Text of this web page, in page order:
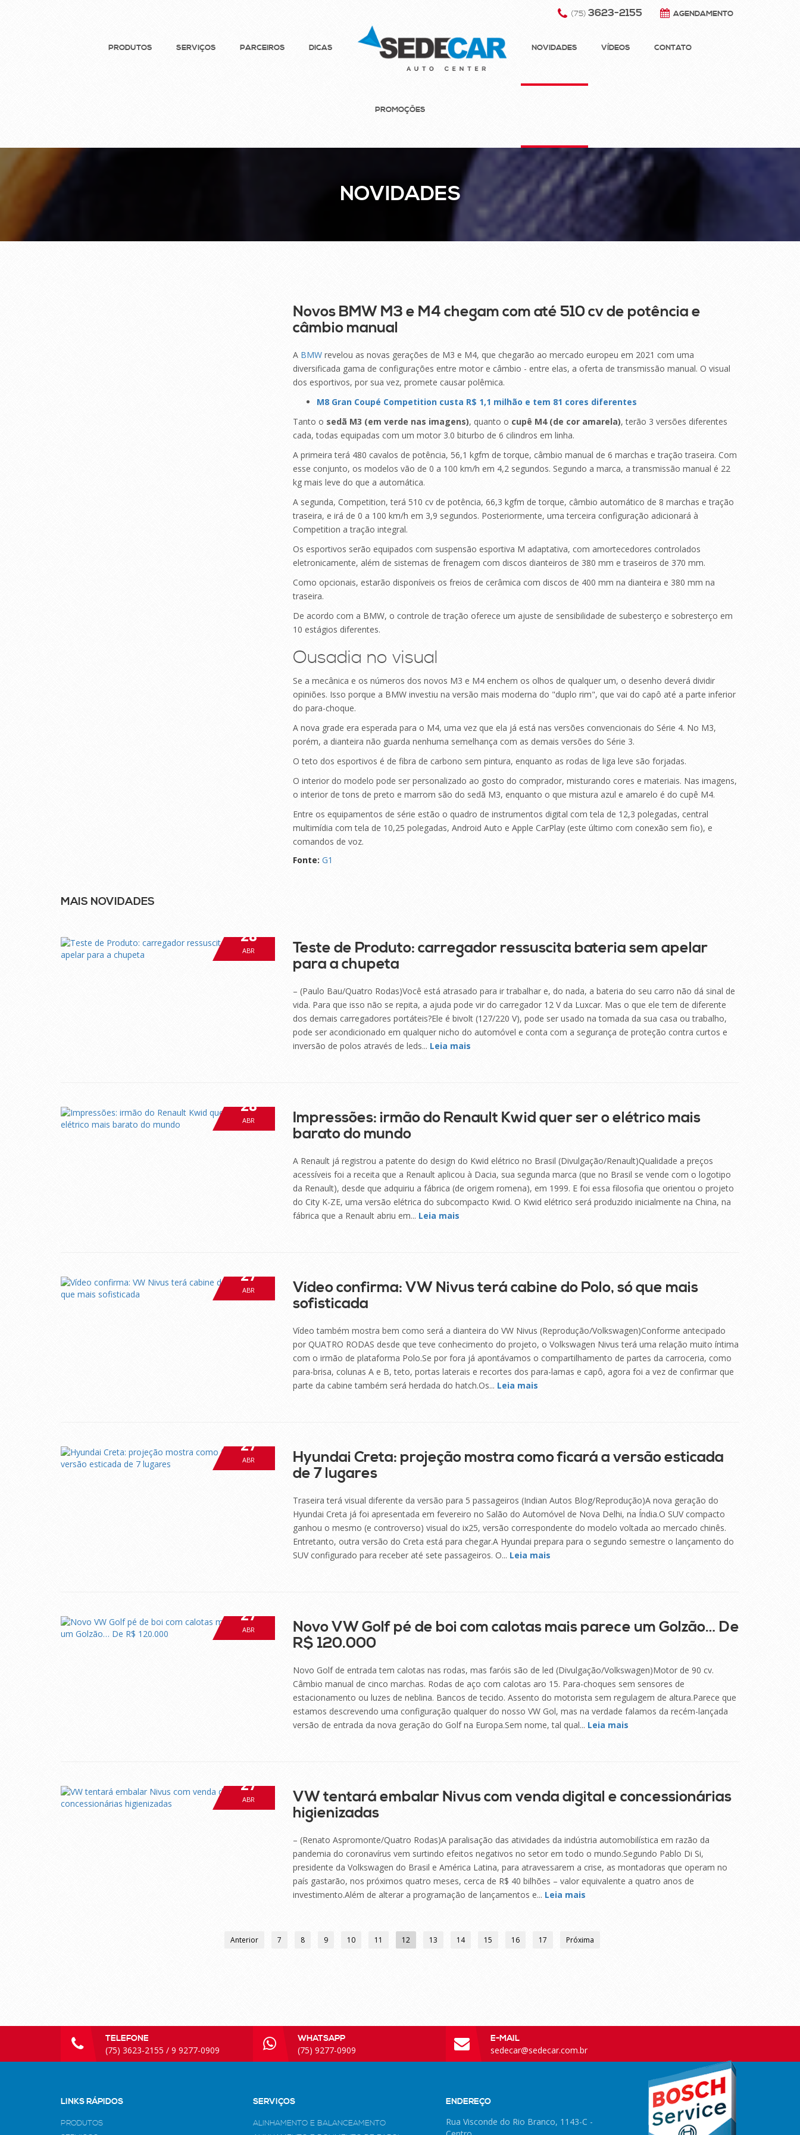
(75) 3623-2155 AGENDAMENTO
PRODUTOS SERVIÇOS PARCEIROS DICAS NOVIDADES VÍDEOS CONTATO
PROMOÇÕES
NOVIDADES
Novos BMW M3 e M4 chegam com até 510 cv de potência e
câmbio manual
A BMW revelou as novas gerações de M3 e M4, que chegarão ao mercado europeu em 2021 com uma
diversificada gama de configurações entre motor e câmbio - entre elas, a oferta de transmissão manual. O visual
dos esportivos, por sua vez, promete causar polêmica.
M8 Gran Coupé Competition custa R$ 1,1 milhão e tem 81 cores diferentes
Tanto o sedã M3 (em verde nas imagens), quanto o cupê M4 (de cor amarela), terão 3 versões diferentes
cada, todas equipadas com um motor 3.0 biturbo de 6 cilindros em linha.
A primeira terá 480 cavalos de potência, 56,1 kgfm de torque, câmbio manual de 6 marchas e tração traseira. Com
esse conjunto, os modelos vão de 0 a 100 km/h em 4,2 segundos. Segundo a marca, a transmissão manual é 22
kg mais leve do que a automática.
A segunda, Competition, terá 510 cv de potência, 66,3 kgfm de torque, câmbio automático de 8 marchas e tração
traseira, e irá de 0 a 100 km/h em 3,9 segundos. Posteriormente, uma terceira configuração adicionará à
Competition a tração integral.
Os esportivos serão equipados com suspensão esportiva M adaptativa, com amortecedores controlados
eletronicamente, além de sistemas de frenagem com discos dianteiros de 380 mm e traseiros de 370 mm.
Como opcionais, estarão disponíveis os freios de cerâmica com discos de 400 mm na dianteira e 380 mm na
traseira.
De acordo com a BMW, o controle de tração oferece um ajuste de sensibilidade de subesterço e sobresterço em
10 estágios diferentes.
Ousadia no visual
Se a mecânica e os números dos novos M3 e M4 enchem os olhos de qualquer um, o desenho deverá dividir
opiniões. Isso porque a BMW investiu na versão mais moderna do "duplo rim", que vai do capô até a parte inferior
do para-choque.
A nova grade era esperada para o M4, uma vez que ela já está nas versões convencionais do Série 4. No M3,
porém, a dianteira não guarda nenhuma semelhança com as demais versões do Série 3.
O teto dos esportivos é de fibra de carbono sem pintura, enquanto as rodas de liga leve são forjadas.
O interior do modelo pode ser personalizado ao gosto do comprador, misturando cores e materiais. Nas imagens,
o interior de tons de preto e marrom são do sedã M3, enquanto o que mistura azul e amarelo é do cupê M4.
Entre os equipamentos de série estão o quadro de instrumentos digital com tela de 12,3 polegadas, central
multimídia com tela de 10,25 polegadas, Android Auto e Apple CarPlay (este último com conexão sem fio), e
comandos de voz.
Fonte: G1
MAIS NOVIDADES
28
ABR
Teste de Produto: carregador ressuscita bateria sem apelar
para a chupeta
– (Paulo Bau/Quatro Rodas)Você está atrasado para ir trabalhar e, do nada, a bateria do seu carro não dá sinal de
vida. Para que isso não se repita, a ajuda pode vir do carregador 12 V da Luxcar. Mas o que ele tem de diferente
dos demais carregadores portáteis?Ele é bivolt (127/220 V), pode ser usado na tomada da sua casa ou trabalho,
pode ser acondicionado em qualquer nicho do automóvel e conta com a segurança de proteção contra curtos e
inversão de polos através de leds... Leia mais
28
ABR
Impressões: irmão do Renault Kwid quer ser o elétrico mais
barato do mundo
A Renault já registrou a patente do design do Kwid elétrico no Brasil (Divulgação/Renault)Qualidade a preços
acessíveis foi a receita que a Renault aplicou à Dacia, sua segunda marca (que no Brasil se vende com o logotipo
da Renault), desde que adquiriu a fábrica (de origem romena), em 1999. E foi essa filosofia que orientou o projeto
do City K-ZE, uma versão elétrica do subcompacto Kwid. O Kwid elétrico será produzido inicialmente na China, na
fábrica que a Renault abriu em... Leia mais
27
ABR
Vídeo confirma: VW Nivus terá cabine do Polo, só que mais
sofisticada
Vídeo também mostra bem como será a dianteira do VW Nivus (Reprodução/Volkswagen)Conforme antecipado
por QUATRO RODAS desde que teve conhecimento do projeto, o Volkswagen Nivus terá uma relação muito íntima
com o irmão de plataforma Polo.Se por fora já apontávamos o compartilhamento de partes da carroceria, como
para-brisa, colunas A e B, teto, portas laterais e recortes dos para-lamas e capô, agora foi a vez de confirmar que
parte da cabine também será herdada do hatch.Os... Leia mais
27
ABR
Hyundai Creta: projeção mostra como ficará a versão esticada
de 7 lugares
Traseira terá visual diferente da versão para 5 passageiros (Indian Autos Blog/Reprodução)A nova geração do
Hyundai Creta já foi apresentada em fevereiro no Salão do Automóvel de Nova Delhi, na Índia.O SUV compacto
ganhou o mesmo (e controverso) visual do ix25, versão correspondente do modelo voltada ao mercado chinês.
Entretanto, outra versão do Creta está para chegar.A Hyundai prepara para o segundo semestre o lançamento do
SUV configurado para receber até sete passageiros. O... Leia mais
27
ABR
Novo VW Golf pé de boi com calotas mais parece um Golzão… De
R$ 120.000
Novo Golf de entrada tem calotas nas rodas, mas faróis são de led (Divulgação/Volkswagen)Motor de 90 cv.
Câmbio manual de cinco marchas. Rodas de aço com calotas aro 15. Para-choques sem sensores de
estacionamento ou luzes de neblina. Bancos de tecido. Assento do motorista sem regulagem de altura.Parece que
estamos descrevendo uma configuração qualquer do nosso VW Gol, mas na verdade falamos da recém-lançada
versão de entrada da nova geração do Golf na Europa.Sem nome, tal qual... Leia mais
27
ABR
VW tentará embalar Nivus com venda digital e concessionárias
higienizadas
– (Renato Aspromonte/Quatro Rodas)A paralisação das atividades da indústria automobilística em razão da
pandemia do coronavírus vem surtindo efeitos negativos no setor em todo o mundo.Segundo Pablo Di Si,
presidente da Volkswagen do Brasil e América Latina, para atravessarem a crise, as montadoras que operam no
país gastarão, nos próximos quatro meses, cerca de R$ 40 bilhões – valor equivalente a quatro anos de
investimento.Além de alterar a programação de lançamentos e... Leia mais
Anterior 7 8 9 10 11 12 13 14 15 16 17 Próxima
TELEFONE
(75) 3623-2155 / 9 9277-0909
WHATSAPP
(75) 9277-0909
E-MAIL
sedecar@sedecar.com.br
LINKS RÁPIDOS
PRODUTOS
SERVIÇOS
ALINHAMENTO E BALANCEAMENTO
ENDEREÇO
Rua Visconde do Rio Branco, 1143-C -